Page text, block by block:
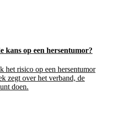
kans op een hersentumor?
het risico op een hersentumor
zegt over het verband, de
doen.